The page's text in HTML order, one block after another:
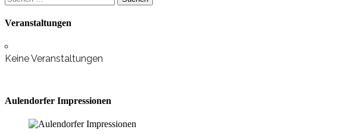
nach:
Veranstaltungen
Keine Veranstaltungen
Aulendorfer Impressionen